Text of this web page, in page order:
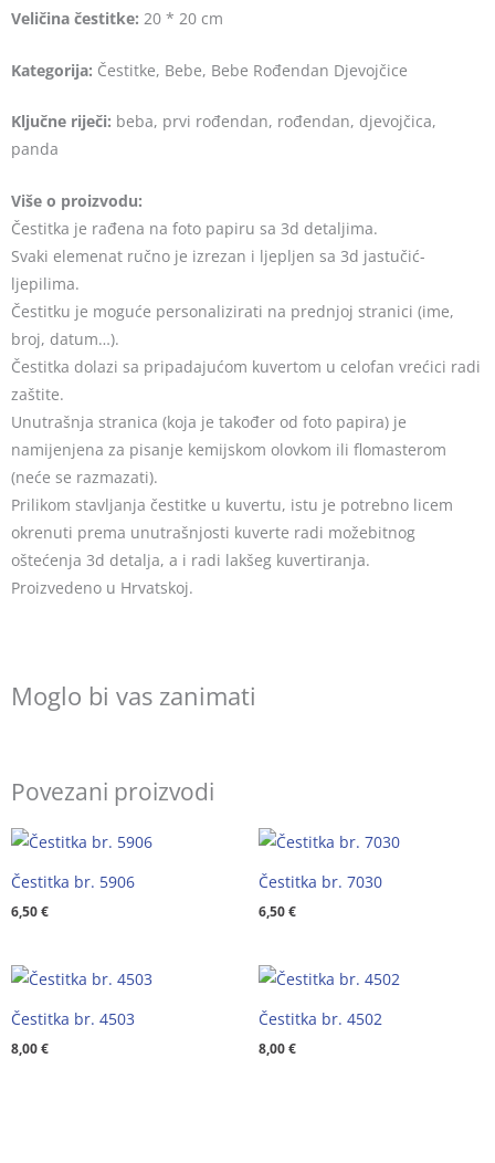
Veličina čestitke: 20 * 20 cm
Kategorija: Čestitke, Bebe, Bebe Rođendan Djevojčice
Ključne riječi: beba, prvi rođendan, rođendan, djevojčica,
panda
Više o proizvodu:
Čestitka je rađena na foto papiru sa 3d detaljima.
Svaki elemenat ručno je izrezan i ljepljen sa 3d jastučić-
ljepilima.
Čestitku je moguće personalizirati na prednjoj stranici (ime,
broj, datum…).
Čestitka dolazi sa pripadajućom kuvertom u celofan vrećici radi
zaštite.
Unutrašnja stranica (koja je također od foto papira) je
namijenjena za pisanje kemijskom olovkom ili flomasterom
(neće se razmazati).
Prilikom stavljanja čestitke u kuvertu, istu je potrebno licem
okrenuti prema unutrašnjosti kuverte radi možebitnog
oštećenja 3d detalja, a i radi lakšeg kuvertiranja.
Proizvedeno u Hrvatskoj.
Moglo bi vas zanimati
Povezani proizvodi
Čestitka br. 5906
6,50€
Čestitka br. 7030
6,50€
Čestitka br. 4503
8,00€
Čestitka br. 4502
8,00€